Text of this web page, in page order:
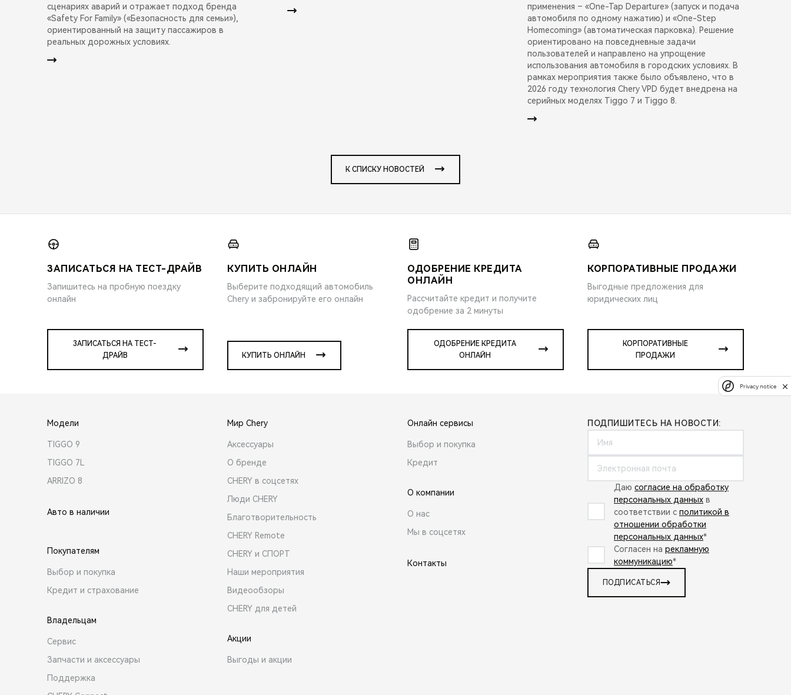
сценариях аварий и отражает подход бренда
«Safety For Family» («Безопасность для семьи»),
ориентированный на защиту пассажиров в
реальных дорожных условиях.
применения – «One-Tap Departure» (запуск и подача
автомобиля по одному нажатию) и «One-Step
Homecoming» (автоматическая парковка). Решение
ориентировано на повседневные задачи
пользователей и направлено на упрощение
использования автомобиля в городских условиях. В
рамках мероприятия также было объявлено, что в
2026 году технология Chery VPD будет внедрена на
серийных моделях Tiggo 7 и Tiggo 8.
К СПИСКУ НОВОСТЕЙ
ЗАПИСАТЬСЯ НА ТЕСТ-ДРАЙВ
Запишитесь на пробную поездку
онлайн
ЗАПИСАТЬСЯ НА ТЕСТ-
ДРАЙВ
КУПИТЬ ОНЛАЙН
Выберите подходящий автомобиль
Chery и забронируйте его онлайн
КУПИТЬ ОНЛАЙН
ОДОБРЕНИЕ КРЕДИТА
ОНЛАЙН
Рассчитайте кредит и получите
одобрение за 2 минуты
ОДОБРЕНИЕ КРЕДИТА
ОНЛАЙН
КОРПОРАТИВНЫЕ ПРОДАЖИ
Выгодные предложения для
юридических лиц
КОРПОРАТИВНЫЕ
ПРОДАЖИ
Модели
TIGGO 9
TIGGO 7L
ARRIZO 8
Авто в наличии
Покупателям
Выбор и покупка
Кредит и страхование
Владельцам
Сервис
Запчасти и аксессуары
Поддержка
Мир Chery
Аксессуары
О бренде
CHERY в соцсетях
Люди CHERY
Благотворительность
CHERY Remote
CHERY и СПОРТ
Наши мероприятия
Видеообзоры
CHERY для детей
Акции
Выгоды и акции
Онлайн сервисы
Выбор и покупка
Кредит
О компании
О нас
Мы в соцсетях
Контакты
ПОДПИШИТЕСЬ НА НОВОСТИ:
Даю согласие на обработку
персональных данных в
соответствии с политикой в
отношении обработки
персональных данных*
Согласен на рекламную
коммуникацию*
ПОДПИСАТЬСЯ
Privacy notice